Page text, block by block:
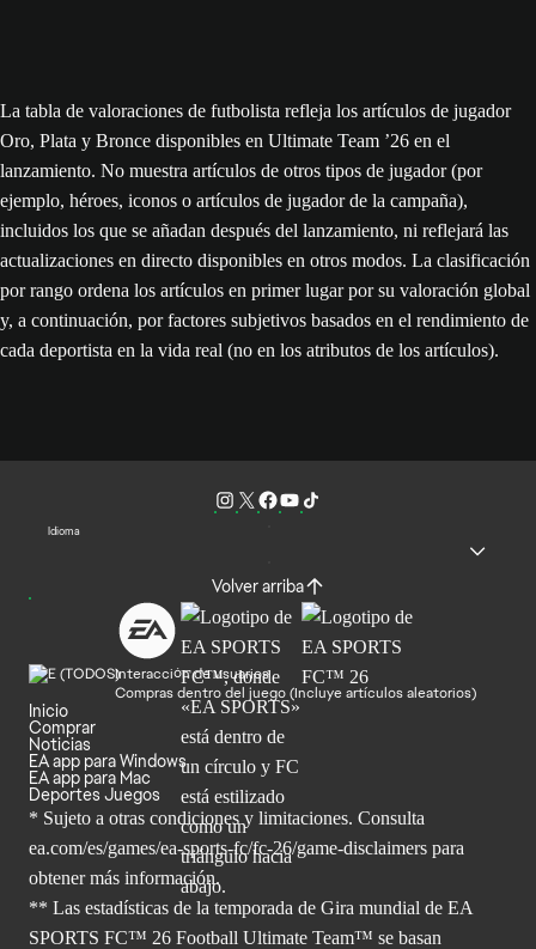
La tabla de valoraciones de futbolista refleja los artículos de jugador
Oro, Plata y Bronce disponibles en Ultimate Team ’26 en el
lanzamiento. No muestra artículos de otros tipos de jugador (por
ejemplo, héroes, iconos o artículos de jugador de la campaña),
incluidos los que se añadan después del lanzamiento, ni reflejará las
actualizaciones en directo disponibles en otros modos. La clasificación
por rango ordena los artículos en primer lugar por su valoración global
y, a continuación, por factores subjetivos basados en el rendimiento de
cada deportista en la vida real (no en los atributos de los artículos).
Idioma
Volver arriba
Interacción de usuarios
Compras dentro del juego (Incluye artículos aleatorios)
Inicio
Comprar
Noticias
EA app para Windows
EA app para Mac
Deportes Juegos
* Sujeto a otras condiciones y limitaciones. Consulta
ea.com/es/games/ea-sports-fc/fc-26/game-disclaimers para
obtenermás información.
** Las estadísticas de la temporada de Gira mundial de EA
SPORTS FC™ 26 Football Ultimate Team™ se basan